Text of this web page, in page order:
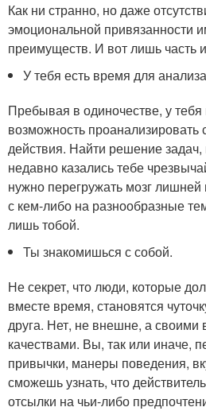
Как ни странно, но даже
эмоциональной привязанности
преимуществ. И вот лишь часть
У тебя есть время для
Пребывая в одиночестве, у тебя
возможность проанализировать
действия. Найти решение
недавно казались тебе
нужно перегружать мозг
с кем-либо на разнообразные
лишь тобой.
Ты знакомишься с собой.
Не секрет, что люди, которые
вместе время, становятся
друга. Нет, не внешне, а своими
качествами. Вы, так или иначе,
привычки, манеры поведения,
сможешь узнать, что
отсылки на чьи-либо